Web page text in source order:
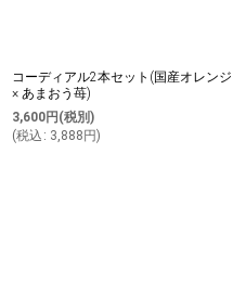
コーディアル2本セット(国産オレンジ
× あまおう苺)
3,600円 (税別)
(税込 : 3,888 円)